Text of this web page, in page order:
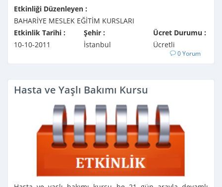
Etkinliği Düzenleyen :
BAHARİYE MESLEK EĞİTİM KURSLARI
Etkinlik Tarihi :
10-10-2011
Şehir :
İstanbul
Ücret Durumu :
Ücretli
0 Yorum
Hasta ve Yaşlı Bakımı Kursu